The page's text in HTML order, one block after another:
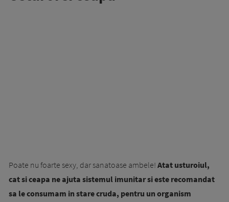
Poate nu foarte sexy, dar sanatoase ambele! Atat usturoiul,
cat si ceapa ne ajuta sistemul imunitar si este recomandat
sa le consumam in stare cruda, pentru un organism